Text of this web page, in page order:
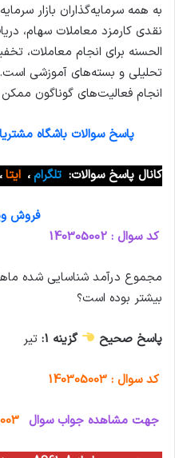
به همه سرمایه‌گذاران بازار
نقدی کارمزد معاملات سهام،
الحسنه برای انجام معاملات،
تحلیلی و بسته‌های آموزشی است.
انجام فعالیت‌های گوناگون
پاسخ سوالات باشگاه
کانال پاسخ سوالات: تلگرام، ایتا،
فروش
کد سوال : 140305002
مجموع درآمد شناسایی شده
بیشتر بوده است؟
پاسخ صحیح گزینه 1: تیر
کد سوال : 140305003
جهت مشاهده جواب سوال